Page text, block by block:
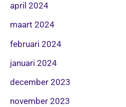
april 2024
maart 2024
februari 2024
januari 2024
december 2023
november 2023